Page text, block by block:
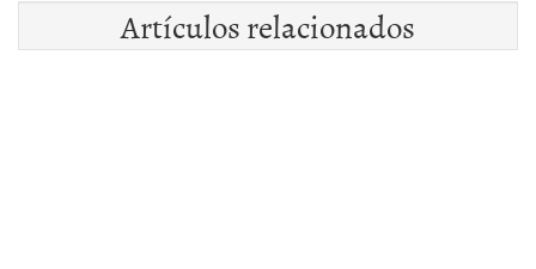
Artículos relacionados